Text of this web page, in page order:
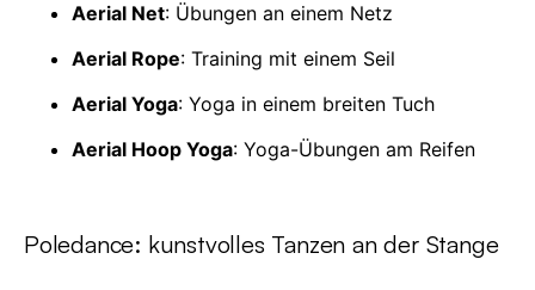
Aerial Net: Übungen an einem Netz
Aerial Rope: Training mit einem Seil
Aerial Yoga: Yoga in einem breiten Tuch
Aerial Hoop Yoga: Yoga-Übungen am Reifen
Poledance: kunstvolles Tanzen an der Stange